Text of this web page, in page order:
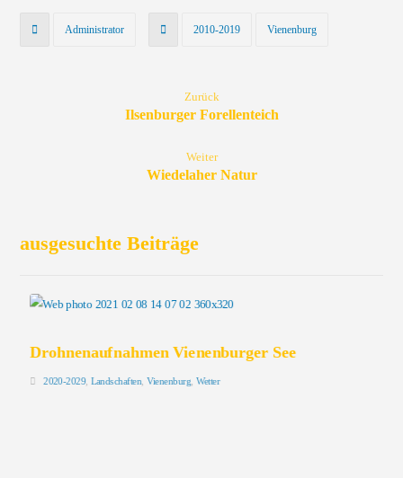
Administrator 2010-2019 Vienenburg
Zurück
Ilsenburger Forellenteich
Weiter
Wiedelaher Natur
ausgesuchte Beiträge
Drohnenaufnahmen Vienenburger See
2020-2029,Landschaften ,Vienenburg ,Wetter